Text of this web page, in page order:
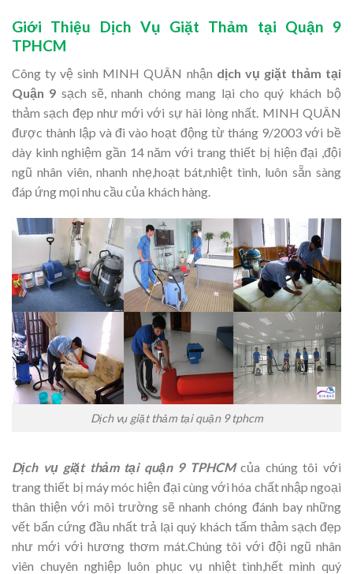
Giới Thiệu Dịch Vụ Giặt Thảm tại Quận 9
TPHCM
Công ty vệ sinh MINH QUÂN nhận dịch vụ giặt thảm tại
Quận 9 sạch sẽ, nhanh chóng mang lại cho quý khách bộ
thảm sạch đẹp như mới với sự hài lòng nhất. MINH QUÂN
được thành lập và đi vào hoạt động từ tháng 9/2003 với bề
dày kinh nghiệm gần 14 năm với trang thiết bị hiện đại ,đội
ngũ nhân viên, nhanh nhẹ,hoạt bát,nhiệt tình, luôn sẵn sàng
đáp ứng mọi nhu cầu của khách hàng.
Dịch vụ giặt thảm tại quận 9 tphcm
Dịch vụ giặt thảm tại quận 9 TPHCM của chúng tôi với
trang thiết bị máy móc hiện đại cùng với hóa chất nhập ngoại
thân thiện với môi trường sẽ nhanh chóng đánh bay những
vết bẩn cứng đầu nhất trả lại quý khách tấm thảm sạch đẹp
như mới với hương thơm mát.Chúng tôi với đội ngũ nhân
viên chuyên nghiệp luôn phục vụ nhiệt tình,hết mình quý